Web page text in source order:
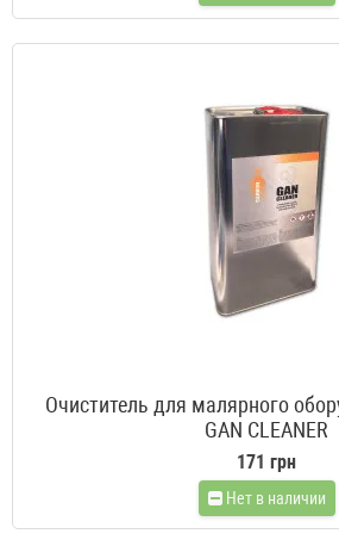
Очиститель для малярного
GAN CLEANER
171 грн
Нет в наличии